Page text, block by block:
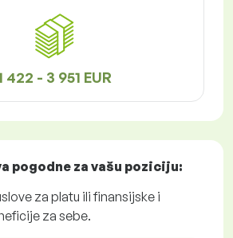
422 - 3 951 EUR
pogodne za vašu poziciju:
za platu ili finansijske i
za sebe.